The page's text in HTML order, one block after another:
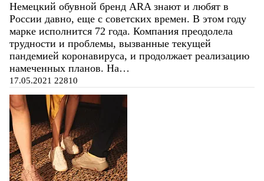
Немецкий обувной бренд ARA знают и любят в
России давно, еще с советских времен. В этом году
марке исполнится 72 года. Компания преодолела
трудности и проблемы, вызванные текущей
пандемией коронавируса, и продолжает реализацию
намеченных планов. На…
17.05.2021 22810